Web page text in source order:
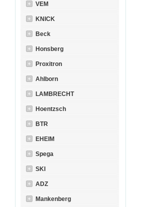
VEM
KNICK
Beck
Honsberg
Proxitron
Ahlborn
LAMBRECHT
Hoentzsch
BTR
EHEIM
Spega
SKI
ADZ
Mankenberg